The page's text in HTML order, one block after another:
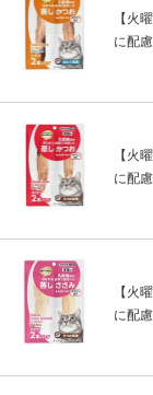
【火
に配
【火
に配
【火
に配